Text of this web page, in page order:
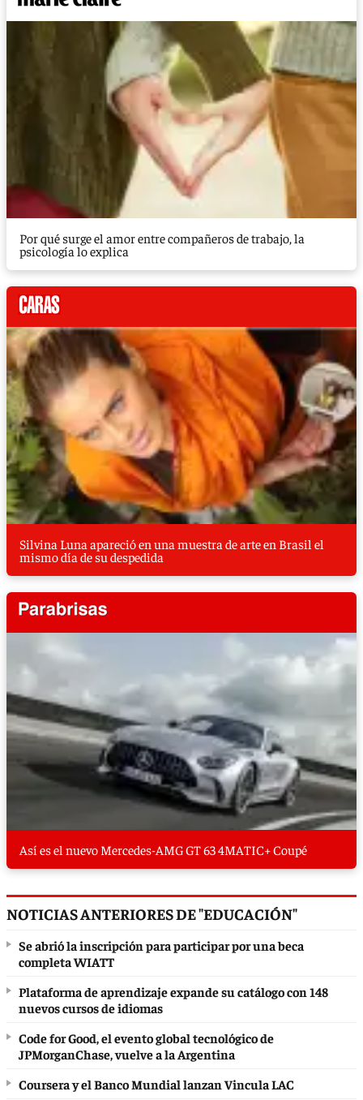
Por qué surge el amor entre compañeros de trabajo, la
psicología lo explica
Silvina Luna apareció en una muestra de arte en Brasil el
mismo día de su despedida
Así es el nuevo Mercedes-AMG GT 63 4MATIC+ Coupé
NOTICIAS ANTERIORES DE "EDUCACIÓN"
Se abrió la inscripción para participar por una beca
completa WIATT
Plataforma de aprendizaje expande su catálogo con 148
nuevos cursos de idiomas
Code for Good, el evento global tecnológico de
JPMorganChase, vuelve a la Argentina
Coursera y el Banco Mundial lanzan Vincula LAC